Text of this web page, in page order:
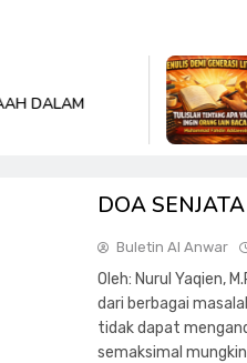
DALAM
DOA
Buletin Al Anwar
Oleh: Nurul Yaqien,
dari berbagai
tidak dapat
semaksimal